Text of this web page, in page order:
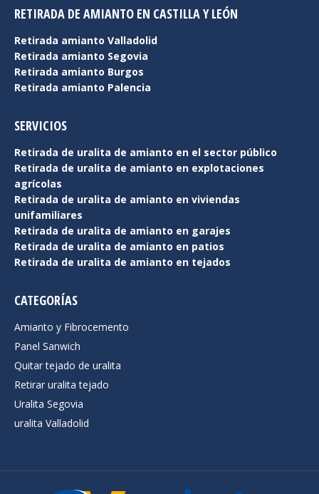
RETIRADA DE AMIANTO EN CASTILLA Y LEÓN
Retirada amianto Valladolid
Retirada amianto Segovia
Retirada amianto Burgos
Retirada amianto Palencia
SERVICIOS
Retirada de uralita de amianto en el sector público
Retirada de uralita de amianto en explotaciones
agrícolas
Retirada de uralita de amianto en viviendas
unifamiliares
Retirada de uralita de amianto en garajes
Retirada de uralita de amianto en patios
Retirada de uralita de amianto en tejados
CATEGORÍAS
Amianto y Fibrocemento
Panel Sanwich
Quitar tejado de uralita
Retirar uralita tejado
Uralita Segovia
uralita Valladolid